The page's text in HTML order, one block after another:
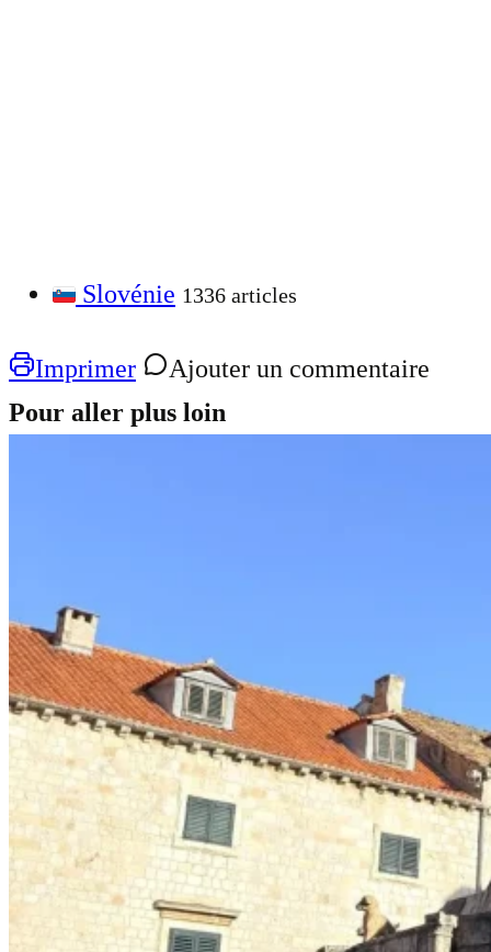
Slovénie 1336 articles
Imprimer
Ajouter un commentaire
Pour aller plus loin